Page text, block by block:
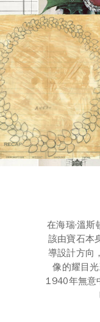
在海瑞·溫
該由寶石本
導設計方向
像的耀目
1940年無意